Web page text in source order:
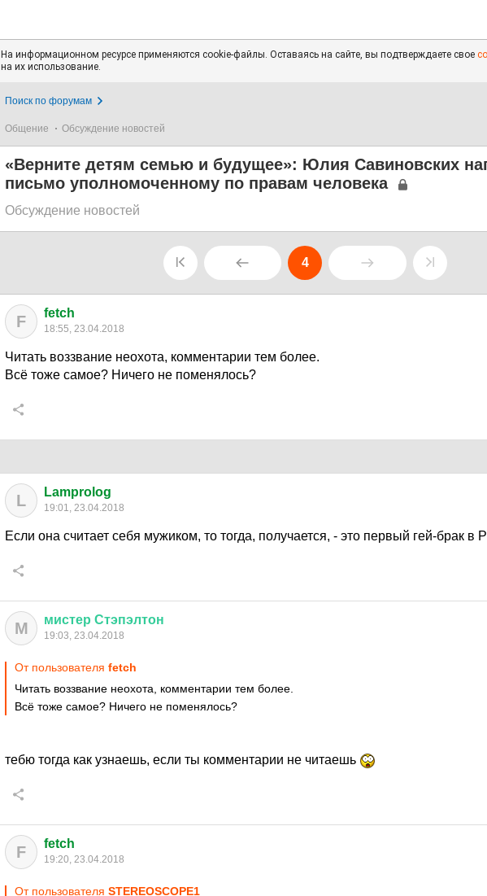
На информационном ресурсе применяются cookie-файлы. Оставаясь на сайте, вы подтверждаете свое
на их использование.
Поиск по форумам
Общение Обсуждение новостей
«Верните детям семью и будущее»: Юлия Савиновских
письмо уполномоченному по правам человека
Обсуждение новостей
4
F fetch
18:55, 23.04.2018
Читать воззвание неохота, комментарии тем более.
Всё тоже самое? Ничего не поменялось?
L Lamprolog
19:01, 23.04.2018
Если она считает себя мужиком, то тогда, получается, - это первый гей-брак в
М мистер Стэпэлтон
19:03, 23.04.2018
От пользователя fetch
Читать воззвание неохота, комментарии тем более.
Всё тоже самое? Ничего не поменялось?
тебю тогда как узнаешь, если ты комментарии не читаешь
F fetch
19:20, 23.04.2018
От пользователя STEREOSCOPE1